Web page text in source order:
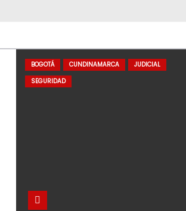
BOGOTÁ CUNDINAMARCA
JUDICIAL
SEGURIDAD